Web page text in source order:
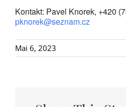
Kontakt: Pavel Knorek, +420
pknorek@seznam.cz
Mai 6, 2023